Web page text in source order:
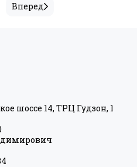
Вперед
шоссе 14, ТРЦ Гудзон, 1